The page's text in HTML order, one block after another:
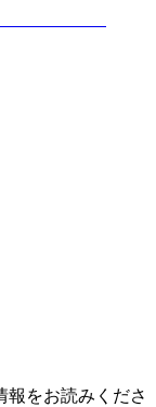
報をお読みくださ